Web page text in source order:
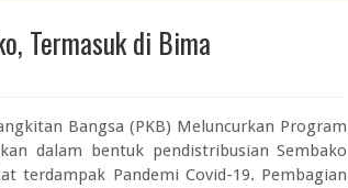
Termasuk di Bima
Bangsa (PKB) Meluncurkan Program
dalam bentuk pendistribusian Sembako
terdampak Pandemi Covid-19. Pembagian